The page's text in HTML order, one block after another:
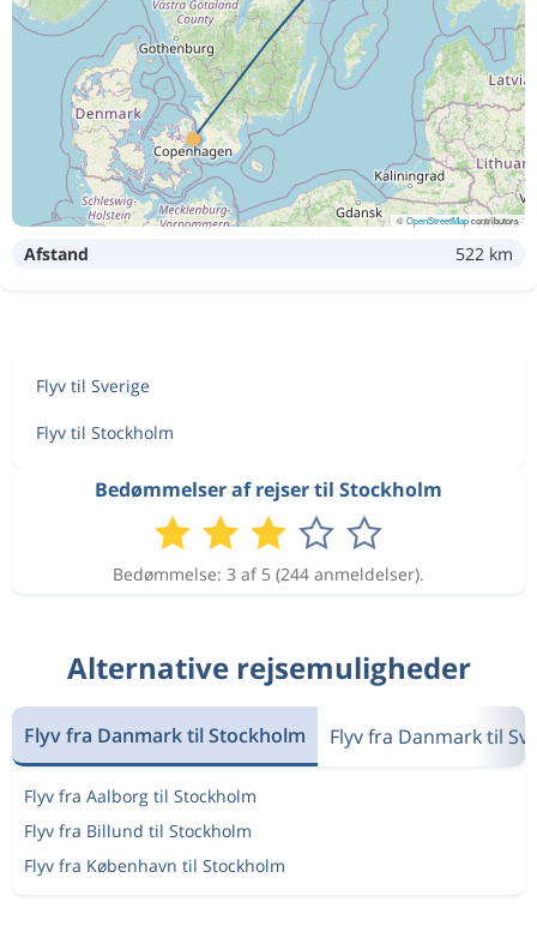
©OpenStreetMapcontributors
Afstand 522 km
Flyv til Sverige
Flyv til Stockholm
Bedømmelser af rejser til Stockholm
Bedømmelse: 3 af 5 (244 anmeldelser).
Alternative rejsemuligheder
Flyv fra Danmark til Stockholm Flyv fra Danmark til
Flyv fra Aalborg til Stockholm
Flyv fra Billund til Stockholm
Flyv fra København til Stockholm